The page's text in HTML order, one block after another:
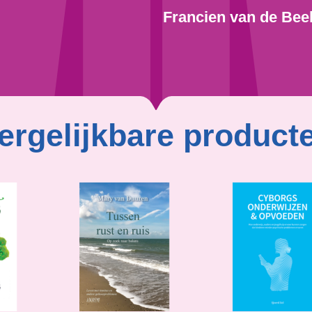
Francien van de